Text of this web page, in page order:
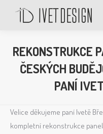
REKONSTRUKCE
ČESKÝCH
PANÍ
Velice děkujeme paní Ivetě
kompletní rekonstrukce